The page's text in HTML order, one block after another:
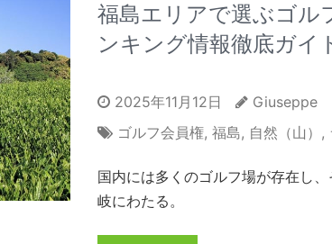
福島エリアで選ぶゴル
ンキング情報徹底ガイ
2025年11月12日
Giuseppe
ゴルフ会員権, 福島, 自然（山） ,
国内には多くのゴルフ場が存在し
岐にわたる。